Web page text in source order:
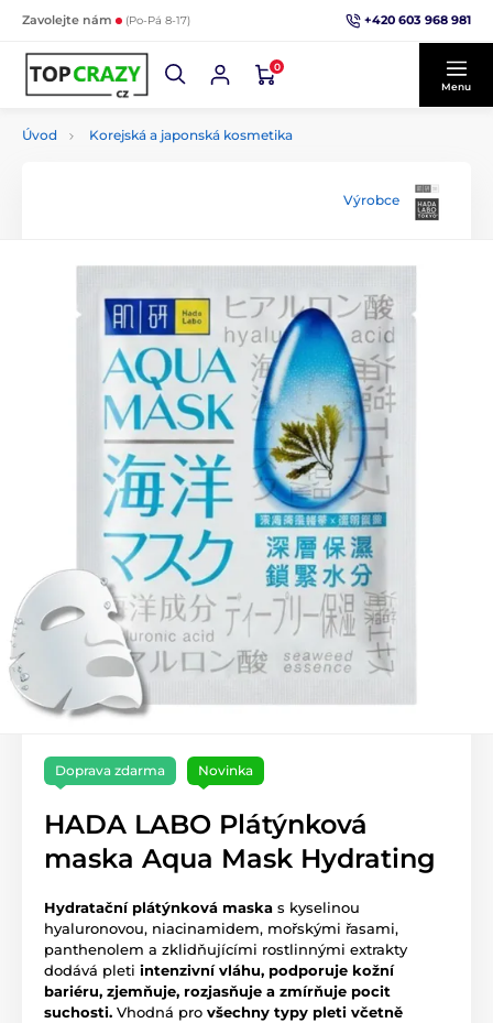
Zavolejte nám (Po-Pá 8-17) +420 603 968 981
0
Menu
Úvod Korejská a japonská kosmetika
Výrobce
Doprava zdarma Novinka
HADA LABO Plátýnková
maska Aqua Mask Hydrating
Hydratační plátýnková maska s kyselinou
hyaluronovou, niacinamidem, mořskými řasami,
panthenolem a zklidňujícími rostlinnými extrakty
dodává pleti intenzivní vláhu, podporuje kožní
bariéru, zjemňuje, rozjasňuje a zmírňuje pocit
suchosti. Vhodná pro všechny typy pleti včetně